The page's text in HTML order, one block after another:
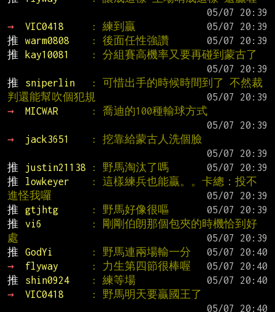
→
VIC0418 : 練到贏
推
warm0808 : 後面任性強讚
推
kay10081
: 分組賽高機率又要再碰到蒙古了
推
sniperlin
: 可惜出手的時候時間到了 不然裁
判還能幫吹個犯規
→
MICWAR
: 喬迪的100種輸球方式
→
jack3651
: 挖靠給蒙古人洗個臉
推
justin21138 : 野馬淘汰了嗎
推
lowkeyer
: 這樣練兵也能贏。。卡總：投不
進怪我囉
推
gtjhtg : 野馬好像很嘔
推
vi6
: 剛剛伯朗那個包夾的時機恰到好
處
推
GodYi : 野馬連兩場輸一分
→
flyway : 力生第四節很棒喔
推
shin0924 : 練等場
→
VIC0418
: 野馬明天要贏國王了